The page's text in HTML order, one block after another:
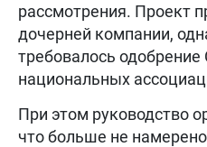
рассмотрения. Проект
дочерней компании,
требовалось
национальных
При этом руководство
что больше не